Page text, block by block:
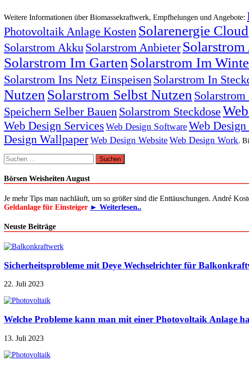
Weitere Informationen über Biomassekraftwerk, Empfhelungen und Angebote:
Photovoltaik Anlage Kosten Solarenergie Cloud
Solarstrom Akku Solarstrom Anbieter Solarstrom
Solarstrom Im Garten Solarstrom Im
Solarstrom Ins Netz Einspeisen Solarstrom In
Nutzen Solarstrom Selbst Nutzen Solarstrom
Speichern Selber Bauen Solarstrom Steckdose
Web Design ServicesWeb Design SoftwareWeb
Design WallpaperWeb Design WebsiteWeb Design Work.
Suchen
nach:
Börsen Weisheiten August
Je mehr Tips man nachläuft, um so größer sind die Enttäuschungen. André
Geldanlage für Einsteiger ► Weiterlesen..
Neuste Beiträge
Sicherheitsprobleme mit Deye Wechselrichter für
22. Juli 2023
Welche Probleme kann man mit einer Photovoltaik Anlage
13. Juli 2023